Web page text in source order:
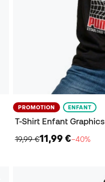
PROMOTION ENFANT
T-Shirt Enfant Graphics
19,99 €11,99 €−40%